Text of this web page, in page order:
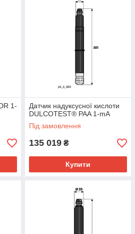
1-
Датчик надуксусної кислоти
DULCOTEST® PAA 1-mA
Під замовлення
135 019 ₴
Купити